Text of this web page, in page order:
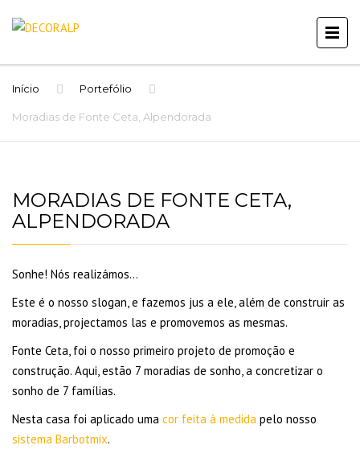
Início Portefólio
Moradias de Fonte Ceta, Alpendorada
MORADIAS DE FONTE CETA,
ALPENDORADA
Sonhe! Nós realizámos…
Este é o nosso slogan, e fazemos jus a ele, além de construir as
moradias, projectamos las e promovemos as mesmas.
Fonte Ceta, foi o nosso primeiro projeto de promoção e
construção. Aqui, estão 7 moradias de sonho, a concretizar o
sonho de 7 famílias.
Nesta casa foi aplicado uma cor feita à medida pelo nosso
sistema Barbotmix.